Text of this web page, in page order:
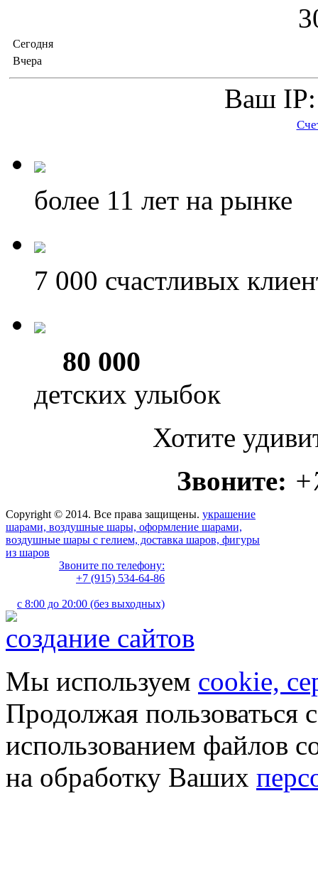
3
Сегодня
Вчера
Ваш IP:
более 11 лет на рынке
7 000 счастливых
80 000
детских улыбок
Хотите
Звоните:
Copyright © 2014. Все права защищены. украшение
шарами, воздушные шары, оформление шарами,
воздушные шары с гелием, доставка шаров, фигуры
из шаров
Звоните по телефону:
+7 (915) 534-64-86
с 8:00 до 20:00 (без выходных)
создание сайтов
Мы используем cookie,
Продолжая пользоваться
использованием файлов
на обработку Ваших